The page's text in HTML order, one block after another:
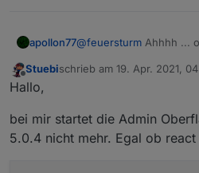
apollon77@feuersturm Ahhhh ...
Offline
Stuebischrieb am 19. Apr. 2021,
zuletzt editiert von
Hallo,
bei mir startet die Admin
5.0.4 nicht mehr. Egal ob